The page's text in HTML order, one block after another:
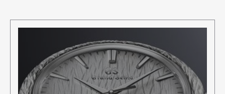
Art&Design WatchFashion